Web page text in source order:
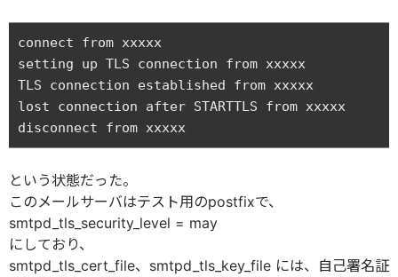
connect from xxxxx
setting up TLS connection from xxxxx
TLS connection established from xxxxx
lost connection after STARTTLS from xxxxx
という状態だった。
このメールサーバはテスト用のpostfixで、
smtpd_tls_security_level = may
にしており、
smtpd_tls_cert_file、smtpd_tls_key_file には、自己署名証